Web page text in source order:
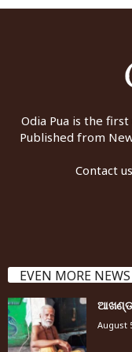
Odia Pua is the
Published from
Contact
EVEN MORE NEWS
August